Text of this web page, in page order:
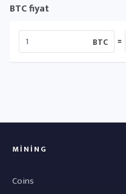
BTC fiyat
BTC =
MINING
Coins